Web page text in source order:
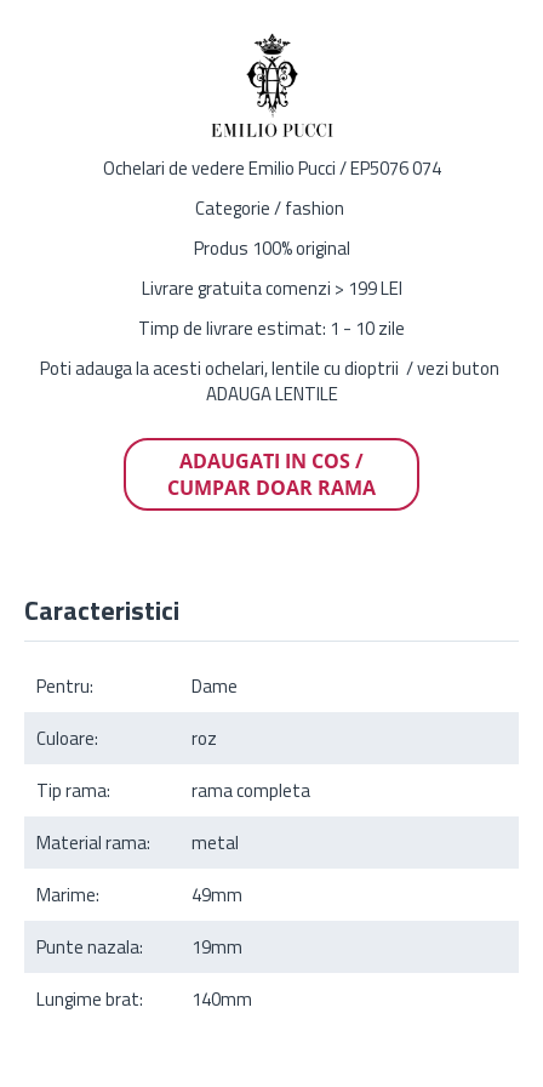
Ochelari de vedere Emilio Pucci / EP5076 074
Categorie / fashion
Produs 100% original
Livrare gratuita comenzi > 199 LEI
Timp de livrare estimat: 1 - 10 zile
Poti adauga la acesti ochelari, lentile cu dioptrii / vezi buton
ADAUGA LENTILE
ADAUGATI IN COS /
CUMPAR DOAR RAMA
Caracteristici
Pentru:
Dame
Culoare:
roz
Tip rama:
rama completa
Material rama:
metal
Marime:
49mm
Punte nazala:
19mm
Lungime brat:
140mm